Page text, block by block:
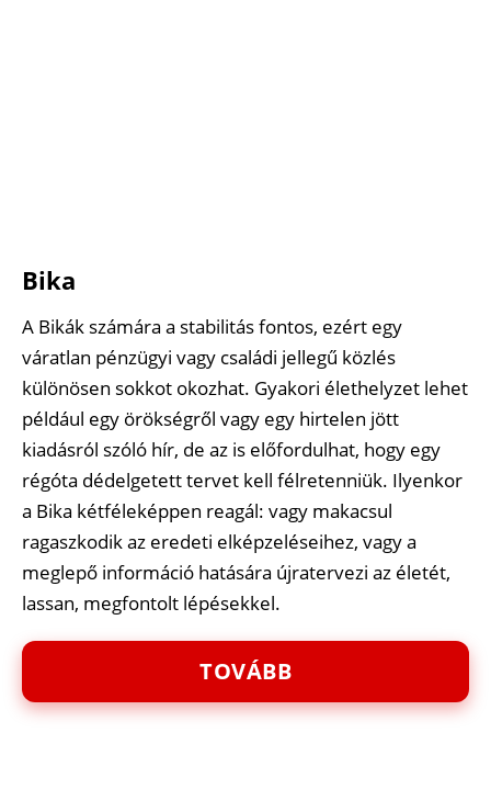
Bika
A Bikák számára a stabilitás fontos, ezért egy
váratlan pénzügyi vagy családi jellegű közlés
különösen sokkot okozhat. Gyakori élethelyzet lehet
például egy örökségről vagy egy hirtelen jött
kiadásról szóló hír, de az is előfordulhat, hogy egy
régóta dédelgetett tervet kell félretenniük. Ilyenkor
a Bika kétféleképpen reagál: vagy makacsul
ragaszkodik az eredeti elképzeléseihez, vagy a
meglepő információ hatására újratervezi az életét,
lassan, megfontolt lépésekkel.
TOVÁBB